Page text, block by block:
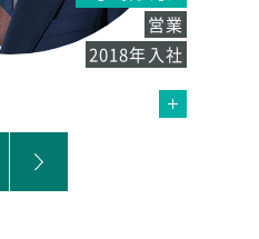
営業
2018年入社